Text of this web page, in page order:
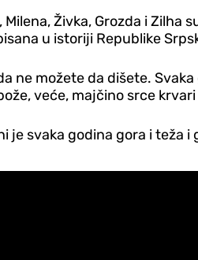
Milena, Živka, Grozda i
u istoriji Republike
ne možete da dišete.
veće, majčino srce
je svaka godina gora i teža